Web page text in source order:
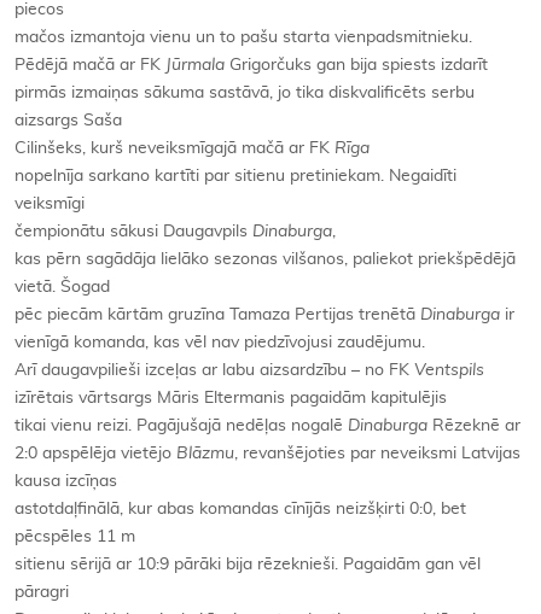
piecos
mačos izmantoja vienu un to pašu starta vienpadsmitnieku.
Pēdējā mačā ar FK Jūrmala Grigorčuks gan bija spiests izdarīt
pirmās izmaiņas sākuma sastāvā, jo tika diskvalificēts serbu
aizsargs Saša
Cilinšeks, kurš neveiksmīgajā mačā ar FK Rīga
nopelnīja sarkano kartīti par sitienu pretiniekam. Negaidīti
veiksmīgi
čempionātu sākusi Daugavpils Dinaburga,
kas pērn sagādāja lielāko sezonas vilšanos, paliekot priekšpēdējā
vietā. Šogad
pēc piecām kārtām gruzīna Tamaza Pertijas trenētā Dinaburga ir
vienīgā komanda, kas vēl nav piedzīvojusi zaudējumu.
Arī daugavpilieši izceļas ar labu aizsardzību – no FK Ventspils
izīrētais vārtsargs Māris Eltermanis pagaidām kapitulējis
tikai vienu reizi. Pagājušajā nedēļas nogalē Dinaburga Rēzeknē ar
2:0 apspēlēja vietējo Blāzmu, revanšējoties par neveiksmi Latvijas
kausa izcīņas
astotdaļfinālā, kur abas komandas cīnījās neizšķirti 0:0, bet
pēcspēles 11 m
sitienu sērijā ar 10:9 pārāki bija rēzeknieši. Pagaidām gan vēl
pāragri